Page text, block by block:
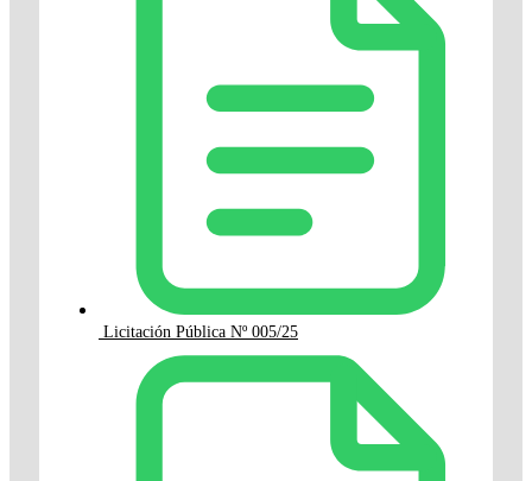
Licitación Pública Nº 005/25